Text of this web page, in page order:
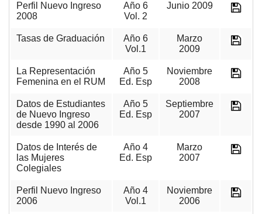
Perfil Nuevo Ingreso
2008
Año 6
Vol. 2
Junio 2009
Tasas de Graduación
Año 6
Vol.1
Marzo
2009
La Representación
Femenina en el RUM
Año 5
Ed. Esp
Noviembre
2008
Datos de Estudiantes
de Nuevo Ingreso
desde 1990 al 2006
Año 5
Ed. Esp
Septiembre
2007
Datos de Interés de
las Mujeres
Colegiales
Año 4
Ed. Esp
Marzo
2007
Perfil Nuevo Ingreso
2006
Año 4
Vol.1
Noviembre
2006